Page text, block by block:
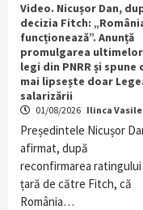
Video. Nicușor Dan,
decizia Fitch:
funcționează”. Anunță
promulgarea ultimelor
legi din PNRR și spune
mai lipsește doar
salarizării
01/08/2026 Ilinca
Președintele Nicușor
afirmat, după
reconfirmarea ratingului
țară de către Fitch, că
România…